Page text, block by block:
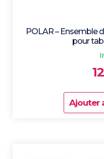
POLAR – Ensemble
pour
Ajouter